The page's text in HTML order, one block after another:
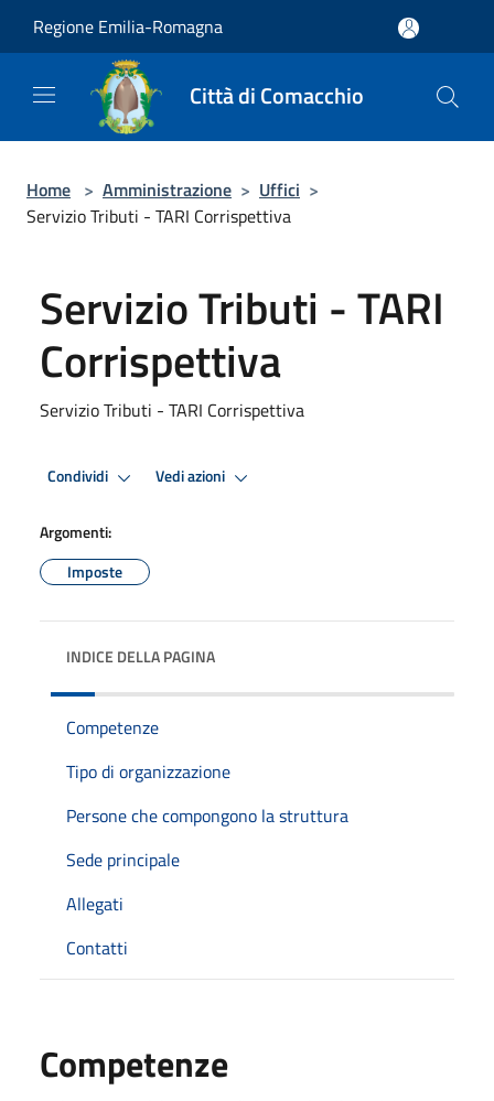
Regione Emilia-Romagna
Città di Comacchio
Home > Amministrazione > Uffici >
Servizio Tributi - TARI Corrispettiva
Servizio Tributi - TARI
Corrispettiva
Servizio Tributi - TARI Corrispettiva
Condividi Vedi azioni
Argomenti:
Imposte
INDICE DELLA PAGINA
Competenze
Tipo di organizzazione
Persone che compongono la struttura
Sede principale
Allegati
Contatti
Competenze